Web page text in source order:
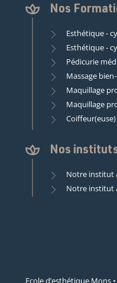
Nos
Esthétique -
Esthétique -
Pédicurie
Massage
Maquillage
Maquillage
Nos
Notre institut
Notre institut
Ecole d’esthétique Mons •